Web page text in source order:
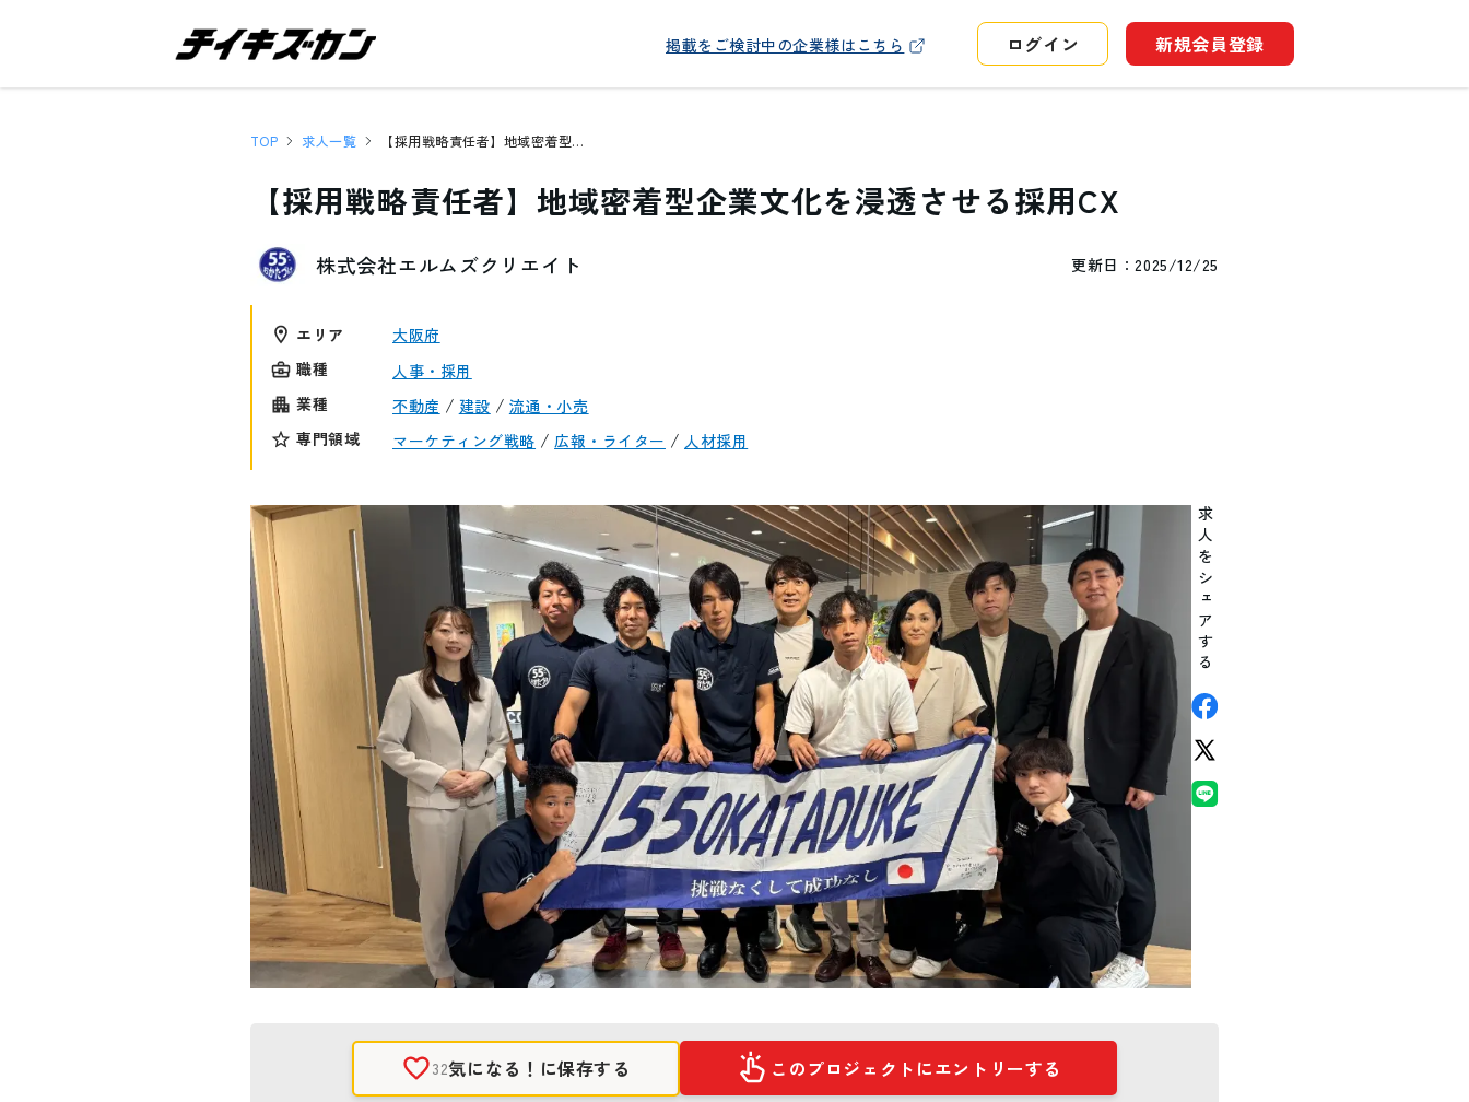
掲載をご検討中の企業様はこちら ログイン 新規会員登録
TOP 求人一覧 【採用戦略責任者】地域密着型企業文化を浸透させる採用CX
【採用戦略責任者】地域密着型企業文化を浸透させる採用CX
株式会社エルムズクリエイト 更新日：2025/12/25
エリア
大阪府
職種
人事・採用
業種
不動産 / 建設 / 流通・小売
専門領域
マーケティング戦略 / 広報・ライター / 人材採用
求人をシェアする
32気になる！に保存する このプロジェクトにエントリーする